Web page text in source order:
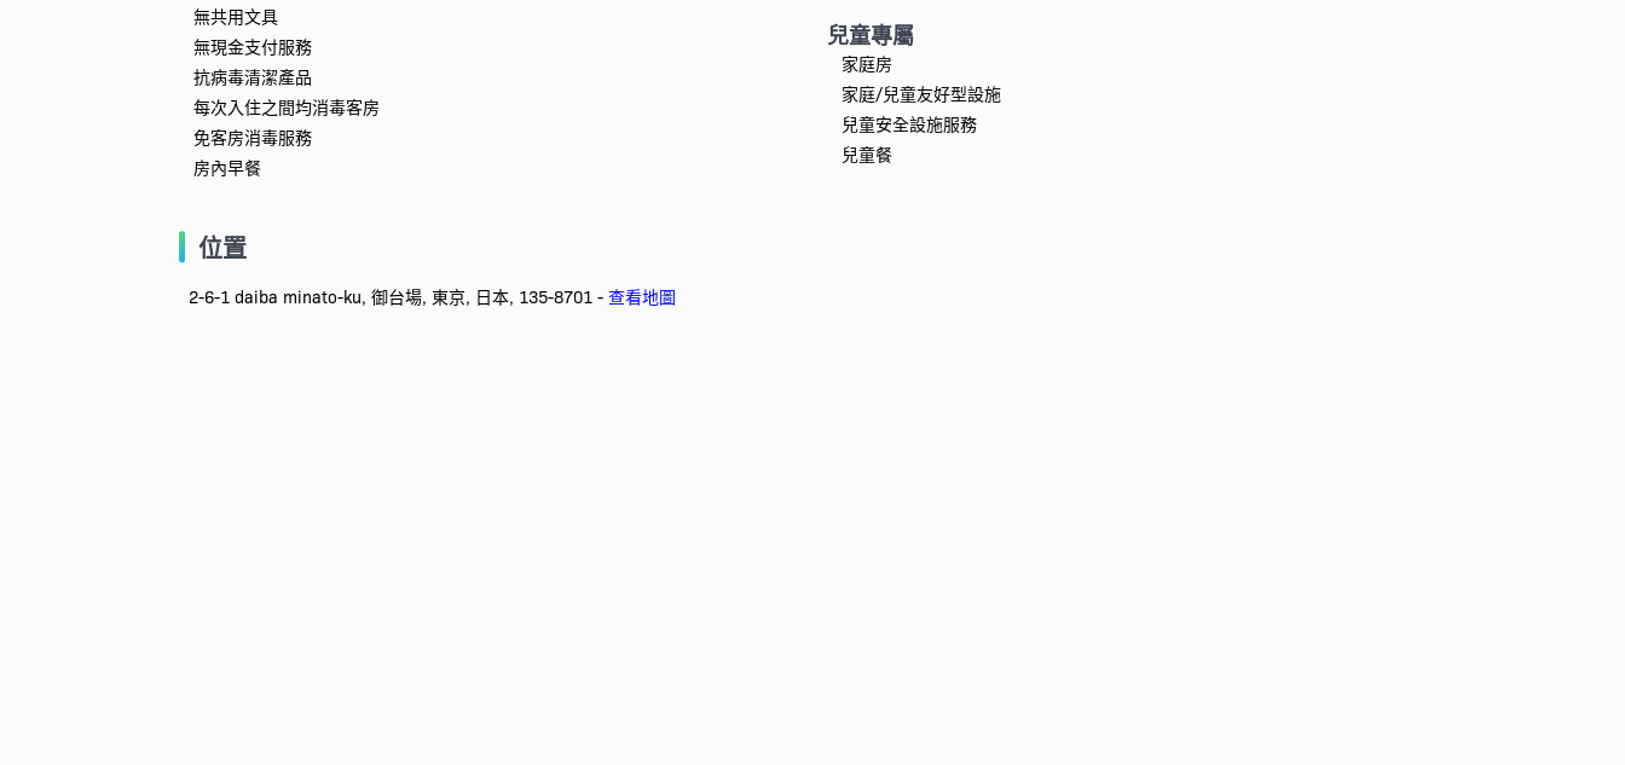
無共用文具
無現金支付服務
抗病毒清潔產品
每次入住之間均消毒客房
免客房消毒服務
房內早餐
兒童專屬
家庭房
家庭/兒童友好型設施
兒童安全設施服務
兒童餐
位置
2-6-1 daiba minato-ku, 御台場, 東京, 日本, 135-8701 - 查看地圖